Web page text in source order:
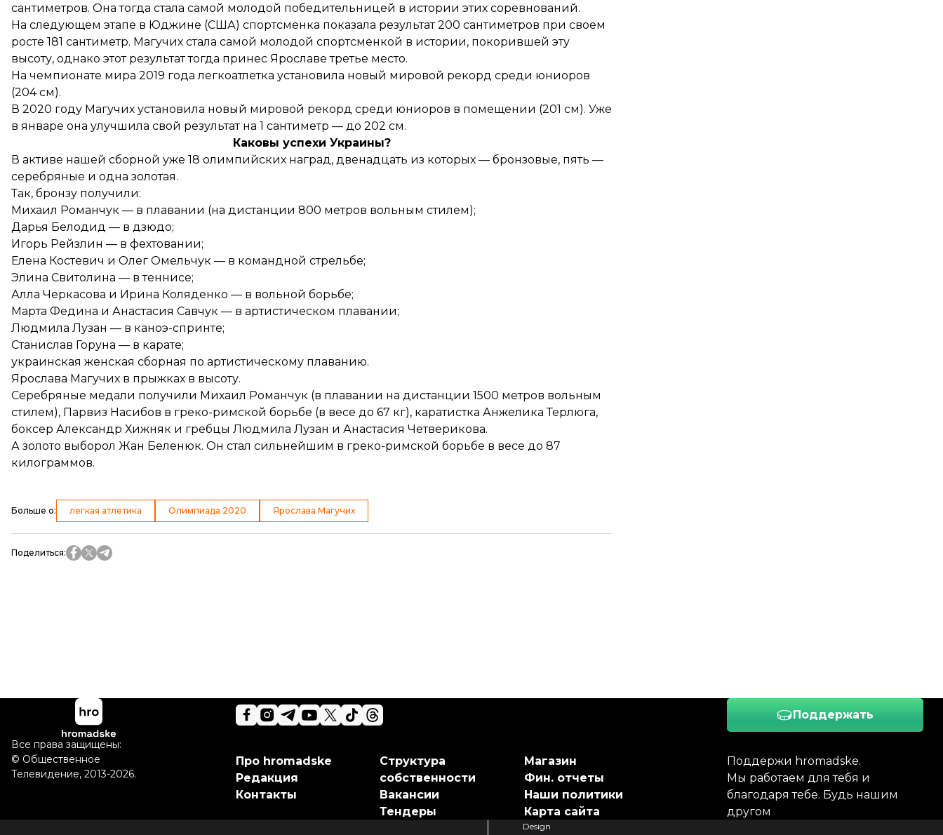
сантиметров. Она тогда стала самой молодой победительницей в истории этих соревнований.
На следующем этапе в Юджине (США) спортсменка показала результат 200 сантиметров при своем
росте 181 сантиметр. Магучих стала самой молодой спортсменкой в ​​истории, покорившей эту
высоту, однако этот результат тогда принес Ярославе третье место.
На чемпионате мира 2019 года легкоатлетка установила новый мировой рекорд среди юниоров
(204 см).
В 2020 году Магучих установила новый мировой рекорд среди юниоров в помещении (201 см). Уже
в январе она улучшила свой результат на 1 сантиметр — до 202 см.
Каковы успехи Украины?
В активе нашей сборной уже 18 олимпийских наград, двенадцать из которых — бронзовые, пять —
серебряные и одна золотая.
Так, бронзу получили:
Михаил Романчук — в плавании (на дистанции 800 метров вольным стилем);
Дарья Белодид — в дзюдо;
Игорь Рейзлин — в фехтовании;
Елена Костевич и Олег Омельчук — в командной стрельбе;
Элина Свитолина — втеннисе;
Алла Черкасова и Ирина Коляденко — в вольной борьбе;
Марта Федина и Анастасия Савчук — в артистическом плавании;
Людмила Лузан — в каноэ-спринте;
Станислав Горуна — в карате;
украинская женская сборная по артистическому плаванию.
Ярослава Магучих в прыжках в высоту.
Серебряные медали получили Михаил Романчук (в плавании на дистанции 1500 метров вольным
стилем), Парвиз Насибов в греко-римской борьбе (в весе до 67 кг), каратистка Анжелика Терлюга,
боксер Александр Хижняк и гребцы Людмила Лузан и Анастасия Четверикова.
А золото выборол Жан Беленюк. Он стал сильнейшим в греко-римской борьбе в весе до 87
килограммов.
Больше о: легкая атлетика Олимпиада 2020 Ярослава Магучих
Поделиться:
Поддержать
Поддержи hromadske.
Мы работаем для тебя и
благодаря тебе. Будь нашим
другом
Про hromadske
Редакция
Контакты
Структура
собственности
Вакансии
Тендеры
Магазин
Фин. отчеты
Наши политики
Карта сайта
Все права защищены:
© Общественное
Телевидение, 2013-2026.
Design